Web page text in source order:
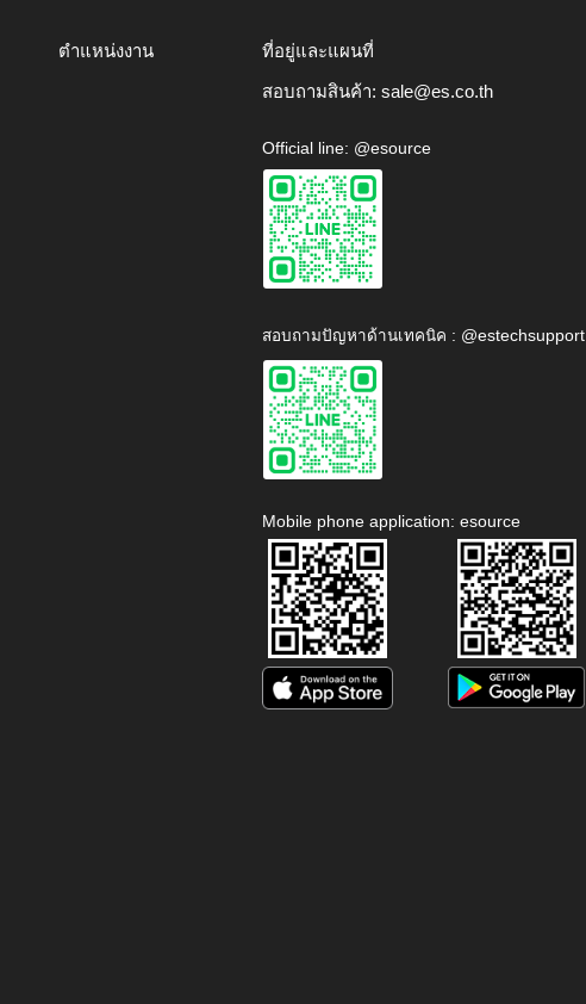
ตำแหน่งงาน
ที่อยู่และแผนที่
สอบถามสินค้า: sale@es.co.th
Official line: @esource
สอบถามปัญหาด้านเทคนิค : @estechsupport
Mobile phone application: esource